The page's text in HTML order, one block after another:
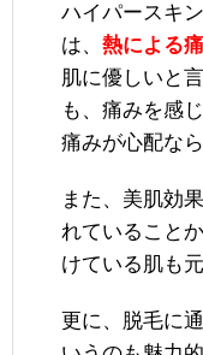
ハイパースキ
は、 熱による
肌に優しいと
も、痛みを感
痛みが心配な
また、美肌効
れていること
けている肌も
更に、脱毛に